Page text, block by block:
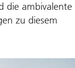
die ambivalente
zu diesem